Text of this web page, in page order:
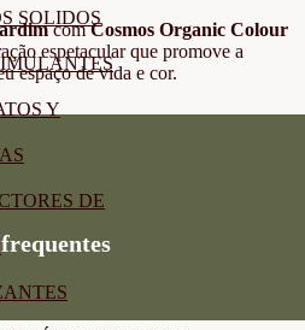
SOLIDOS
Y
DE
comCosmos Organic Colour
espetacular que promove a
espaço de vida e cor.